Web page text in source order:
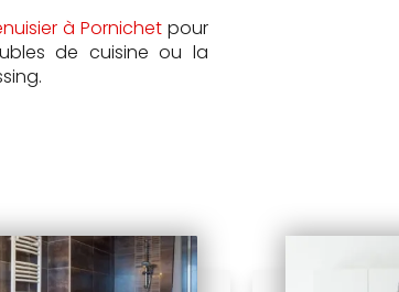
à Pornichet pour
de cuisine ou la